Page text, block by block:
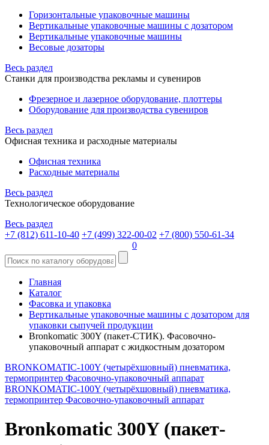
Горизонтальные упаковочные машины
Вертикальные упаковочные машины с дозатором
Вертикальные упаковочные машины
Весовые дозаторы
Весь раздел
Станки для производства рекламы и сувениров
Фрезерное и лазерное оборудование, плоттеры
Оборудование для производства сувениров
Весь раздел
Офисная техника и расходные материалы
Офисная техника
Расходные материалы
Весь раздел
Технологическое оборудование
Весь раздел
+7 (812) 611-10-40 +7 (499) 322-00-02 +7 (800) 550-61-34
0
Главная
Каталог
Фасовка и упаковка
Вертикальные упаковочные машины с дозатором для
упаковки сыпучей продукции
Bronkomatic 300Y (пакет-СТИК). Фасовочно-
упаковочный аппарат с жидкостным дозатором
BRONKOMATIC-100Y (четырёхшовный) пневматика,
термопринтер Фасовочно-упаковочный аппарат
BRONKOMATIC-100Y (четырёхшовный) пневматика,
термопринтер Фасовочно-упаковочный аппарат
Bronkomatic 300Y (пакет-